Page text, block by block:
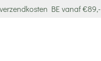
BE vanaf €89,-